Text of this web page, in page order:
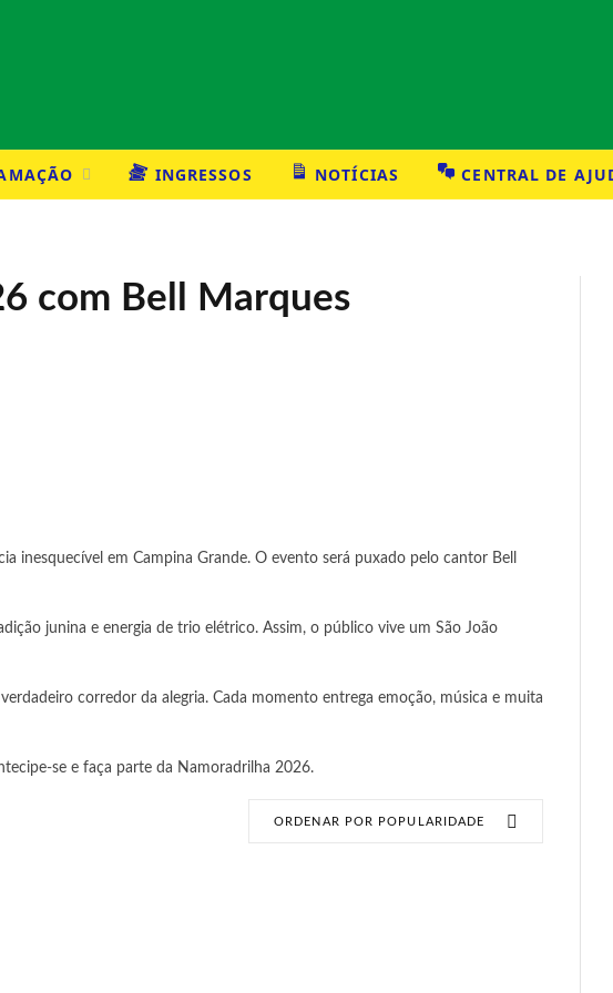
INGRESSOS NOTÍCIAS CENTRAL DE
com Bell Marques
inesquecível em Campina Grande. O evento será puxado pelo cantor Bell
junina e energia de trio elétrico. Assim, o público vive um São João
corredor da alegria. Cada momento entrega emoção, música e muita
se e faça parte da Namoradrilha 2026.
ORDENAR POR POPULARIDADE